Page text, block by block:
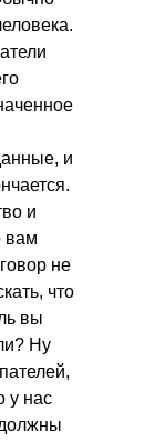
и
и
вам
не
что
вы
Ну
у нас